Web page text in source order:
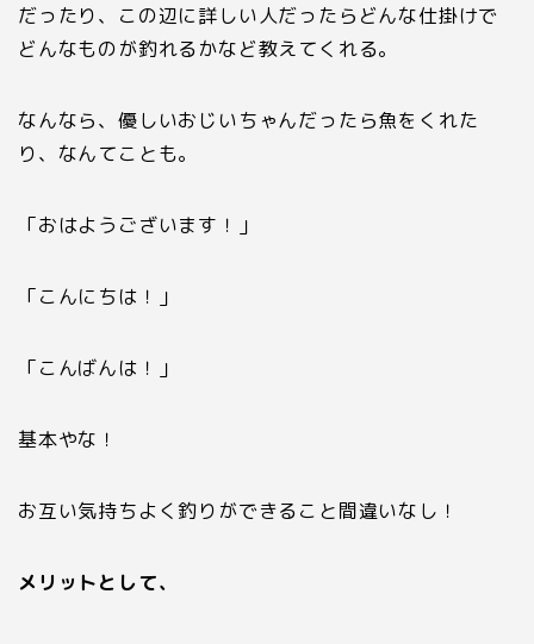
だったり、この辺に詳しい人だったらどんな仕掛けで
どんなものが釣れるかなど教えてくれる。
なんなら、優しいおじいちゃんだったら魚をくれた
り、なんてことも。
「おはようございます！」
「こんにちは！」
「こんばんは！」
基本やな！
お互い気持ちよく釣りができること間違いなし！
メリットとして、